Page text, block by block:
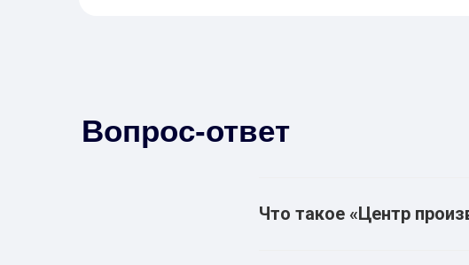
Вопрос-ответ
Что такое «Центр